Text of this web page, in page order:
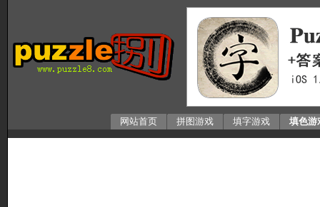
网站首页 拼图游戏 填字游戏 填色游